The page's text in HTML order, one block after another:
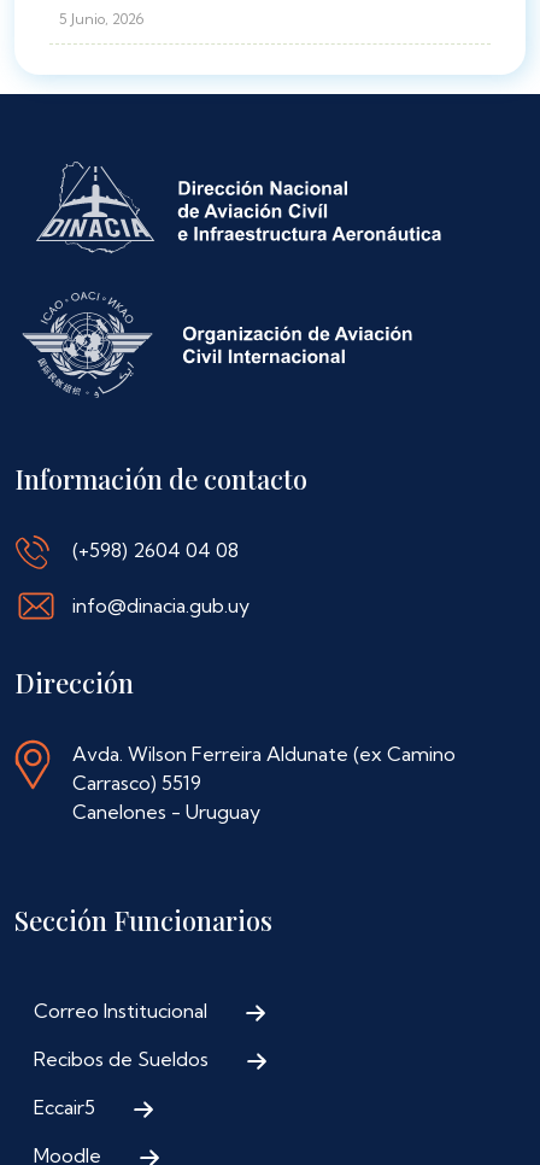
5 Junio, 2026
Información de contacto
(+598) 2604 04 08
info@dinacia.gub.uy
Dirección
Avda. Wilson Ferreira Aldunate (ex Camino
Carrasco) 5519
Canelones - Uruguay
Sección Funcionarios
Correo Institucional
Recibos de Sueldos
Eccair5
Moodle